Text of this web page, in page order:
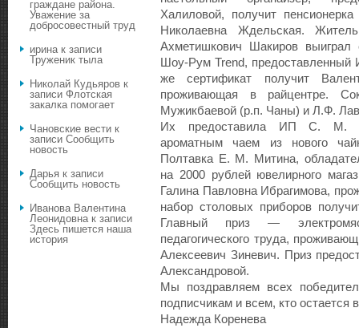
Халиловой, получит
Николаевна Ждельская.
Ахметишкович Шакиров
Шоу-Рум Trend,
же сертификат получит
проживающая в райцентре.
Мужикбаевой (р.п. Чаны) и Л.Ф.
Их предоставила ИП С. М.
ароматным чаем из нового
Полтавка Е. М. Митина,
на 2000 рублей ювелирного
Галина Павловна Ибрагимова,
набор столовых приборов
Главный приз —
педагогического труда,
Алексеевич Зиневич. Приз
Александровой.
Мы поздравляем всех
подписчикам и всем, кто остается
Надежда Коренева
граждане района.
Уважение за
добросовестный труд
иринак записи
Труженик тыла
Николай Кудьяров к
записи Флотская
закалка помогает
Чановские вести к
записи Сообщить
новость
Дарья к записи
Сообщить новость
Иванова Валентина
Леонидовнак записи
Здесь пишется наша
история